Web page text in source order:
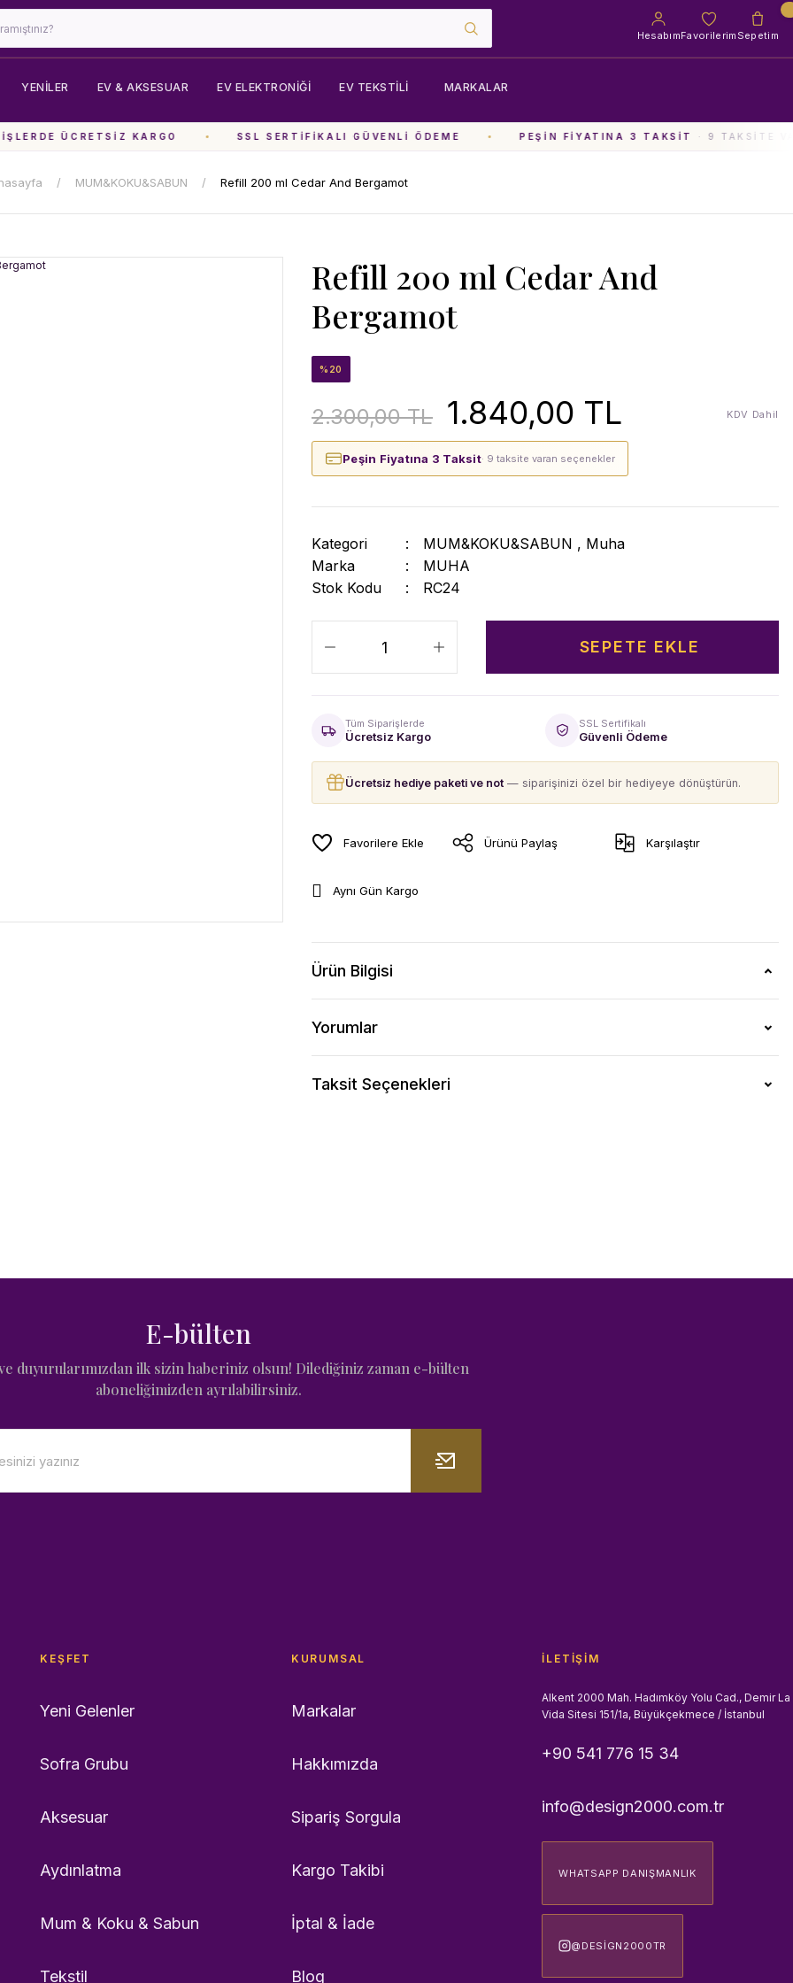
HesabımFavorilerim Sepetim
YENİLER EV & AKSESUAR EV ELEKTRONIĞI EV TEKSTILI MARKALAR
ÜCRETSIZ KARGO SSL SERTIFIKALI GÜVENLI ÖDEME PEŞIN FIYATINA 3 TAKSIT · 9 TAKSITE
MUM&KOKU&SABUN Refill 200 ml Cedar And Bergamot
Refill 200 ml Cedar And
Bergamot
%20
2.300,00 TL 1.840,00 TL KDV Dahil
Peşin Fiyatına 3 Taksit· 9 taksite varan seçenekler
Kategori MUM&KOKU&SABUN , Muha
Marka
MUHA
Stok Kodu
RC24
SEPETE EKLE
Tüm Siparişlerde
Ücretsiz Kargo
SSL Sertifikalı
Güvenli Ödeme
Ücretsiz hediye paketi ve not — siparişinizi özel bir hediyeye dönüştürün.
Ürünü Paylaş Karşılaştır
Aynı Gün Kargo
Ürün Bilgisi
Yorumlar
Taksit Seçenekleri
E-bülten
duyurularımızdan ilk sizin haberiniz olsun! Dilediğiniz zaman e-bülten
aboneliğimizden ayrılabilirsiniz.
KEŞFET
Yeni Gelenler
Sofra Grubu
Aksesuar
Aydınlatma
Mum & Koku & Sabun
Tekstil
KURUMSAL
Markalar
Hakkımızda
Sipariş Sorgula
Kargo Takibi
İptal & İade
Blog
İLETIŞIM
Alkent 2000 Mah. Hadımköy Yolu Cad., Demir La
Vida Sitesi 151/1a, Büyükçekmece / İstanbul
+90 541 776 15 34
info@design2000.com.tr
WHATSAPP DANIŞMANLIK
@DESIGN2000TR